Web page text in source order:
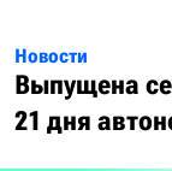
Новости
Выпущена
21 дня